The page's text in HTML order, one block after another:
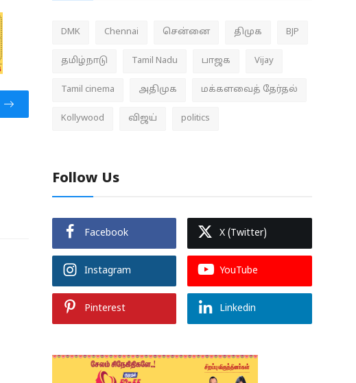
DMK Chennai சென்னை திமுக BJP
தமிழ்நாடு Tamil Nadu பாஜக Vijay
Tamil cinema அதிமுக மக்களவைத் தேர்தல்
Kollywood விஜய் politics
Follow Us
Facebook X (Twitter)
Instagram YouTube
Pinterest Linkedin